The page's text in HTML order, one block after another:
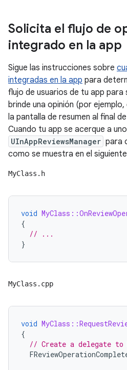
Solicita el flujo de
integrado en la app
Sigue las instrucciones sobre
integradas en la app para
flujo de usuarios de tu app para
brinde una opinión (por
la pantalla de resumen al final
Cuando tu app se acerque a
UInAppReviewsManager para
como se muestra en el
MyClass.h
void
{
// ...
}
MyClass.cpp
void
{
// Create a delegate